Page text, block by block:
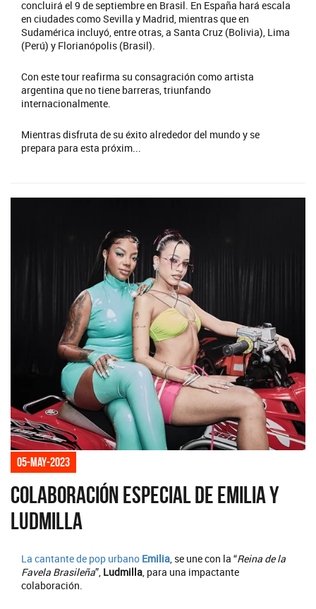
concluirá el 9 de septiembre en Brasil. En España hará escala
en ciudades como Sevilla y Madrid, mientras que en
Sudamérica incluyó, entre otras, a Santa Cruz (Bolivia), Lima
(Perú) y Florianópolis (Brasil).
Con este tour reafirma su consagración como artista
argentina que no tiene barreras, triunfando
internacionalmente.
Mientras disfruta de su éxito alrededor del mundo y se
prepara para esta próxim...
05-may-2023
Colaboración especial de Emilia y
Ludmilla
La cantante de pop urbano Emilia, se une con la “Reina de la
Favela Brasileña”, Ludmilla, para una impactante
colaboración.